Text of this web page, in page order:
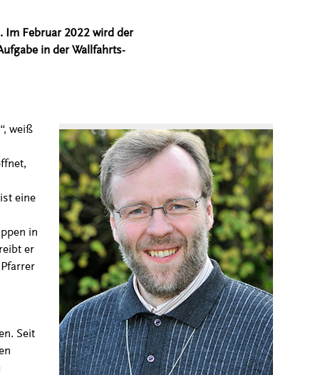
Im Februar 2022 wird der
in der Wallfahrts-
weiß
eine
in
er
Seit